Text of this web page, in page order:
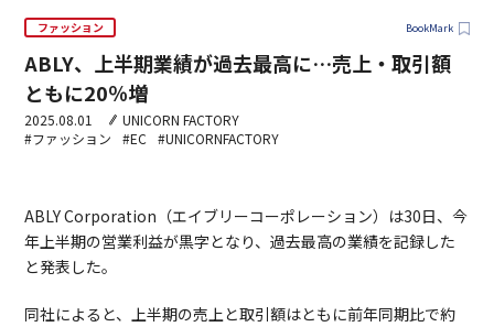
ファッション BookMark
ABLY、上半期業績が過去最高に…売上・取引額
ともに20％増
2025.08.01
UNICORN FACTORY
#ファッション
#EC #UNICORNFACTORY
ABLY Corporation（エイブリーコーポレーション）は30日、今
年上半期の営業利益が黒字となり、過去最高の業績を記録した
と発表した。
同社によると、上半期の売上と取引額はともに前年同期比で約